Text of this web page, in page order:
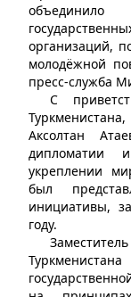
организаций,
молодёжной
пресс-служба
С
Аксолтан
дипломатии
укреплении
был
инициативы,
году.